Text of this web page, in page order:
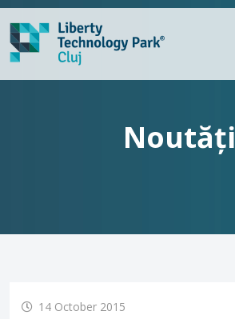
Noutăți
14 October 2015